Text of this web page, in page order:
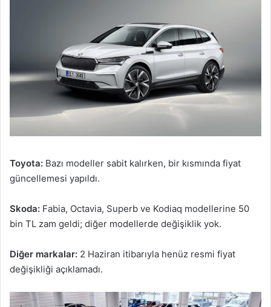
Toyota: Bazı modeller sabit kalırken, bir kısmında fiyat
güncellemesi yapıldı.
Skoda: Fabia, Octavia, Superb ve Kodiaq modellerine 50
bin TL zam geldi; diğer modellerde değişiklik yok.
Diğer markalar: 2 Haziran itibarıyla henüz resmi fiyat
değişikliği açıklamadı.